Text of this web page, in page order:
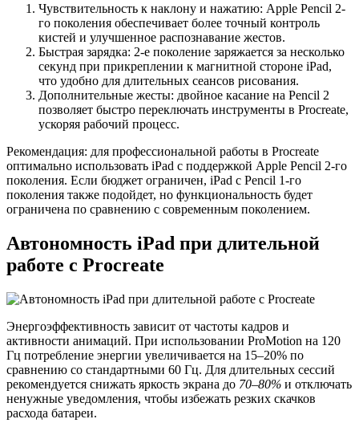
Чувствительность к наклону и нажатию: Apple Pencil 2-
го поколения обеспечивает более точный контроль
кистей и улучшенное распознавание жестов.
Быстрая зарядка: 2-е поколение заряжается за несколько
секунд при прикреплении к магнитной стороне iPad,
что удобно для длительных сеансов рисования.
Дополнительные жесты: двойное касание на Pencil 2
позволяет быстро переключать инструменты в Procreate,
ускоряя рабочий процесс.
Рекомендация: для профессиональной работы в Procreate
оптимально использовать iPad с поддержкой Apple Pencil 2-го
поколения. Если бюджет ограничен, iPad с Pencil 1-го
поколения также подойдет, но функциональность будет
ограничена по сравнению с современным поколением.
Автономность iPad при длительной
работе с Procreate
Энергоэффективность зависит от частоты кадров и
активности анимаций. При использовании ProMotion на 120
Гц потребление энергии увеличивается на 15–20% по
сравнению со стандартными 60 Гц. Для длительных сессий
рекомендуется снижать яркость экрана до 70–80% и отключать
ненужные уведомления, чтобы избежать резких скачков
расхода батареи.